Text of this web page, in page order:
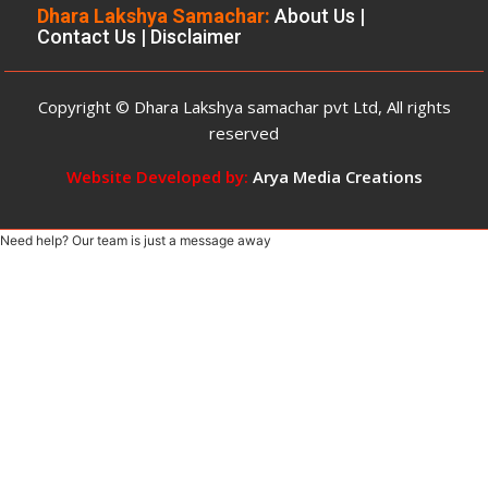
पहुंच
का
Dhara Lakshya Samachar: About Us |
Contact Us | Disclaimer
Copyright © Dhara Lakshya samachar pvt Ltd, All rights
reserved
Website Developed by: Arya Media Creations
Need help? Our team is just a message away